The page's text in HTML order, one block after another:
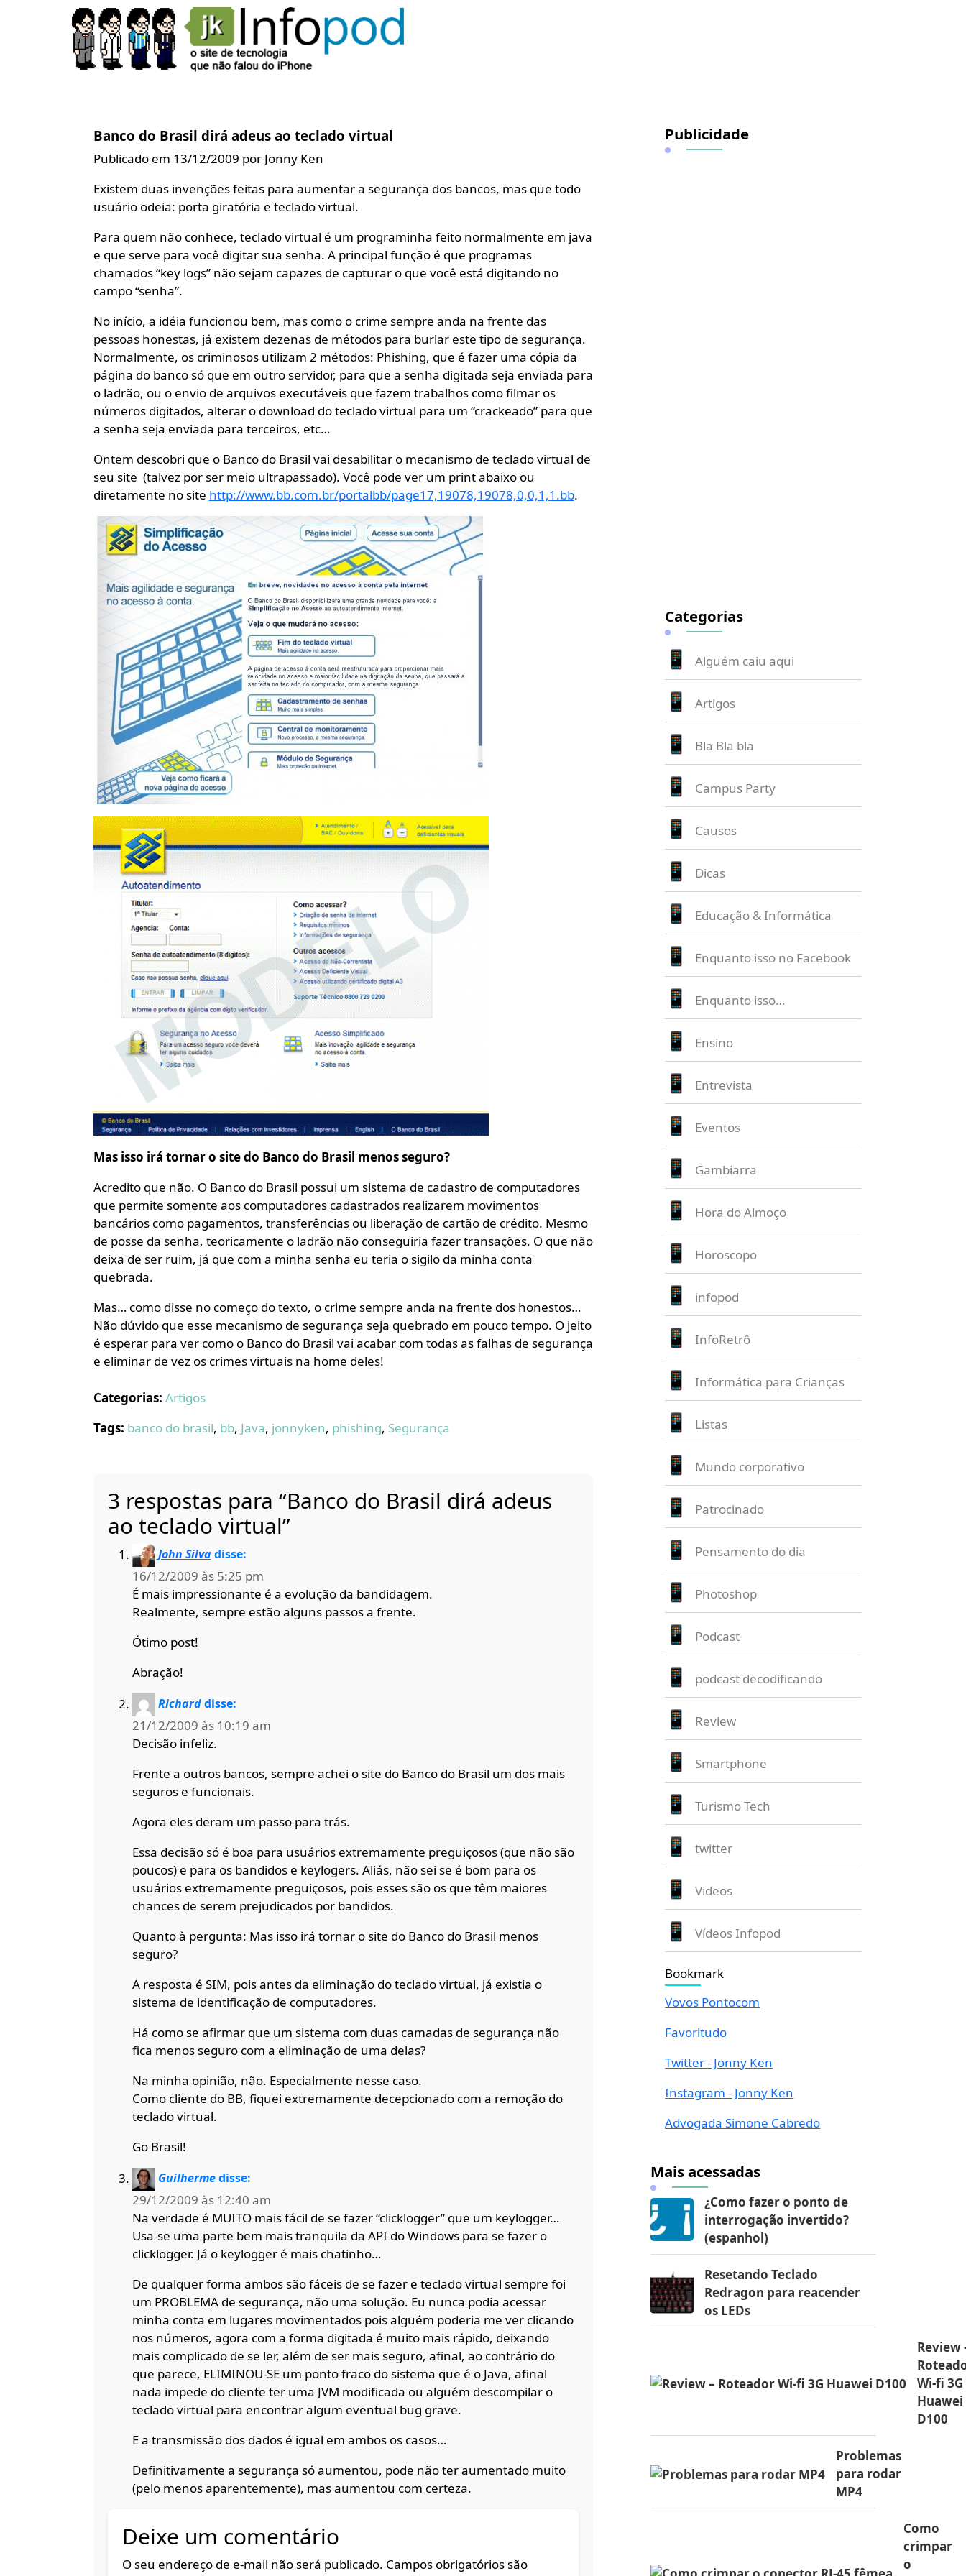
Banco do Brasil dirá adeus ao teclado virtual
Publicado em 13/12/2009 por Jonny Ken
Existem duas invenções feitas para aumentar a segurança dos bancos, mas que todo
usuário odeia: porta giratória e teclado virtual.
Para quem não conhece, teclado virtual é um programinha feito normalmente em java
e que serve para você digitar sua senha. A principal função é que programas
chamados “key logs” não sejam capazes de capturar o que você está digitando no
campo “senha”.
No início, a idéia funcionou bem, mas como o crime sempre anda na frente das
pessoas honestas, já existem dezenas de métodos para burlar este tipo de segurança.
Normalmente, os criminosos utilizam 2 métodos: Phishing, que é fazer uma cópia da
página do banco só que em outro servidor, para que a senha digitada seja enviada para
o ladrão, ou o envio de arquivos executáveis que fazem trabalhos como filmar os
números digitados, alterar o download do teclado virtual para um “crackeado” para que
a senha seja enviada para terceiros, etc…
Ontem descobri que o Banco do Brasil vai desabilitar o mecanismo de teclado virtual de
seu site (talvez por ser meio ultrapassado). Você pode ver um print abaixo ou
diretamente no site http://www.bb.com.br/portalbb/page17,19078,19078,0,0,1,1.bb.
Mas isso irá tornar o site do Banco do Brasil menos seguro?
Acredito que não. O Banco do Brasil possui um sistema de cadastro de computadores
que permite somente aos computadores cadastrados realizarem movimentos
bancários como pagamentos, transferências ou liberação de cartão de crédito. Mesmo
de posse da senha, teoricamente o ladrão não conseguiria fazer transações. O que não
deixa de ser ruim, já que com a minha senha eu teria o sigilo da minha conta
quebrada.
Mas… como disse no começo do texto, o crime sempre anda na frente dos honestos…
Não dúvido que esse mecanismo de segurança seja quebrado em pouco tempo. O jeito
é esperar para ver como o Banco do Brasil vai acabar com todas as falhas de segurança
e eliminar de vez os crimes virtuais na home deles!
Categorias: Artigos
Tags: banco do brasil, bb, Java, jonnyken, phishing, Segurança
3 respostas para “Banco do Brasil dirá adeus
ao teclado virtual”
John Silva disse:
16/12/2009 às 5:25 pm
É mais impressionante é a evolução da bandidagem.
Realmente, sempre estão alguns passos a frente.
Ótimo post!
Abração!
Richard disse:
21/12/2009 às 10:19 am
Decisão infeliz.
Frente a outros bancos, sempre achei o site do Banco do Brasil um dos mais
seguros e funcionais.
Agora eles deram um passo para trás.
Essa decisão só é boa para usuários extremamente preguiçosos (que não são
poucos) e para os bandidos e keylogers. Aliás, não sei se é bom para os
usuários extremamente preguiçosos, pois esses são os que têm maiores
chances de serem prejudicados por bandidos.
Quanto à pergunta: Mas isso irá tornar o site do Banco do Brasil menos
seguro?
A resposta é SIM, pois antes da eliminação do teclado virtual, já existia o
sistema de identificação de computadores.
Há como se afirmar que um sistema com duas camadas de segurança não
fica menos seguro com a eliminação de uma delas?
Na minha opinião, não. Especialmente nesse caso.
Como cliente do BB, fiquei extremamente decepcionado com a remoção do
teclado virtual.
Go Brasil!
Guilherme disse:
29/12/2009 às 12:40 am
Na verdade é MUITO mais fácil de se fazer “clicklogger” que um keylogger…
Usa-se uma parte bem mais tranquila da API do Windows para se fazer o
clicklogger. Já o keylogger é mais chatinho…
De qualquer forma ambos são fáceis de se fazer e teclado virtual sempre foi
um PROBLEMA de segurança, não uma solução. Eu nunca podia acessar
minha conta em lugares movimentados pois alguém poderia me ver clicando
nos números, agora com a forma digitada é muito mais rápido, deixando
mais complicado de se ler, além de ser mais seguro, afinal, ao contrário do
que parece, ELIMINOU-SE um ponto fraco do sistema que é o Java, afinal
nada impede do cliente ter uma JVM modificada ou alguém descompilar o
teclado virtual para encontrar algum eventual bug grave.
E a transmissão dos dados é igual em ambos os casos…
Definitivamente a segurança só aumentou, pode não ter aumentado muito
(pelo menos aparentemente), mas aumentou com certeza.
Deixe um comentário
O seu endereço de e-mail não será publicado. Campos obrigatórios são
Publicidade
Categorias
Alguém caiu aqui
Artigos
Bla Bla bla
Campus Party
Causos
Dicas
Educação & Informática
Enquanto isso no Facebook
Enquanto isso…
Ensino
Entrevista
Eventos
Gambiarra
Hora do Almoço
Horoscopo
infopod
InfoRetrô
Informática para Crianças
Listas
Mundo corporativo
Patrocinado
Pensamento do dia
Photoshop
Podcast
podcast decodificando
Review
Smartphone
Turismo Tech
twitter
Videos
Vídeos Infopod
Bookmark
Vovos Pontocom
Favoritudo
Twitter - Jonny Ken
Instagram - Jonny Ken
Advogada Simone Cabredo
Mais acessadas
¿Como fazer o ponto de
interrogação invertido?
(espanhol)
Resetando Teclado
Redragon para reacender
os LEDs
Review
Wi-fi 3G
Huawei
D100
Problemas
para rodar
MP4
Como
crimpar
o